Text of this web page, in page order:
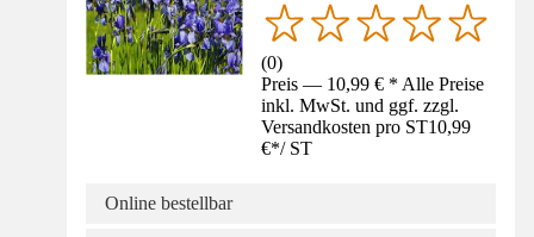
(0)
Preis — 10,99 € * Alle Preise
inkl. MwSt. und ggf. zzgl.
Versandkosten pro ST10,99
€*/ ST
Online bestellbar